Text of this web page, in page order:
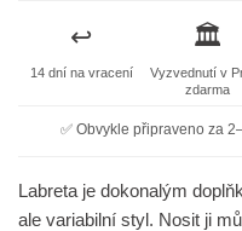
↩️
14 dní na vracení
🏛️
Vyzvednutí v
zdarma
✅ Obvykle připraveno za
Labreta je dokonalým
ale variabilní styl. Nosit ji